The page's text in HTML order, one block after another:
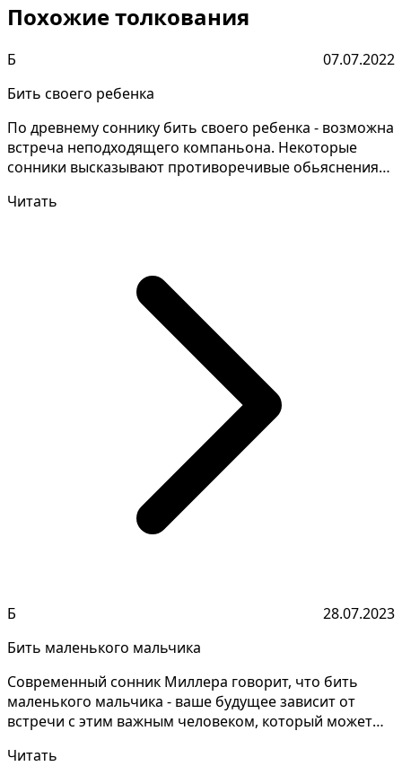
Похожие толкования
Б
07.07.2022
Бить своего ребенка
По древнему соннику бить своего ребенка - возможна
встреча неподходящего компаньона. Некоторые
сонники высказывают противоречивые обьяснения
Читать
Б
28.07.2023
Бить маленького мальчика
Современный сонник Миллера говорит, что бить
маленького мальчика - ваше будущее зависит от
встречи с этим важным человеком, который может
Читать